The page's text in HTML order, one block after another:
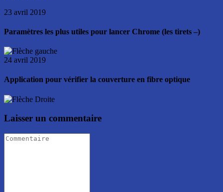
23 avril 2019
Paramètres les plus utiles pour lancer Chrome (les tirets –)
24 avril 2019
Application pour vérifier la couverture en fibre optique
Laisser un commentaire